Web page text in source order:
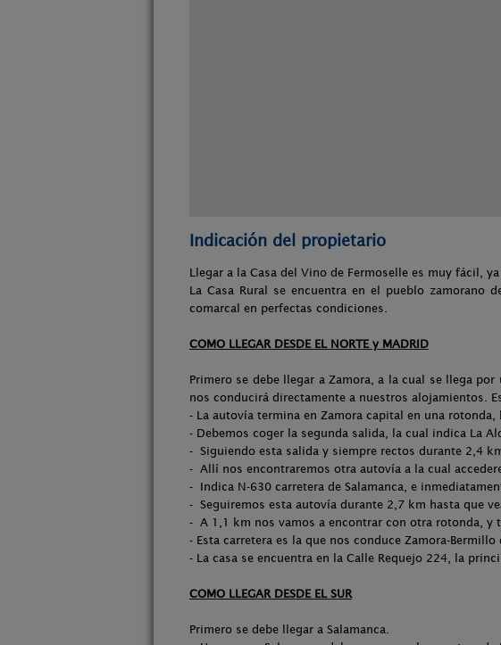
Indicación del propietario
Llegar a la Casa del Vino de Fermoselle es muy fácil,
La Casa Rural se encuentra en el pueblo zamorano
comarcal en perfectas condiciones.
COMO LLEGAR DESDE EL NORTE y MADRID
Primero se debe llegar a Zamora, a la cual se llega
nos conducirá directamente a nuestros alojamientos.
- La autovía termina en Zamora capital en una
- Debemos coger la segunda salida, la cual indica La
- Siguiendo esta salida y siempre rectos durante 2,4
- Allí nos encontraremos otra autovía a la cual
- Indica N-630 carretera de Salamanca, e
- Seguiremos esta autovía durante 2,7 km hasta que
- A 1,1 km nos vamos a encontrar con otra rotonda, y
- Esta carretera es la que nos conduce Zamora-Bermillo
- La casa se encuentra en la Calle Requejo 224, la
COMO LLEGAR DESDE EL SUR
Primero se debe llegar a Salamanca.